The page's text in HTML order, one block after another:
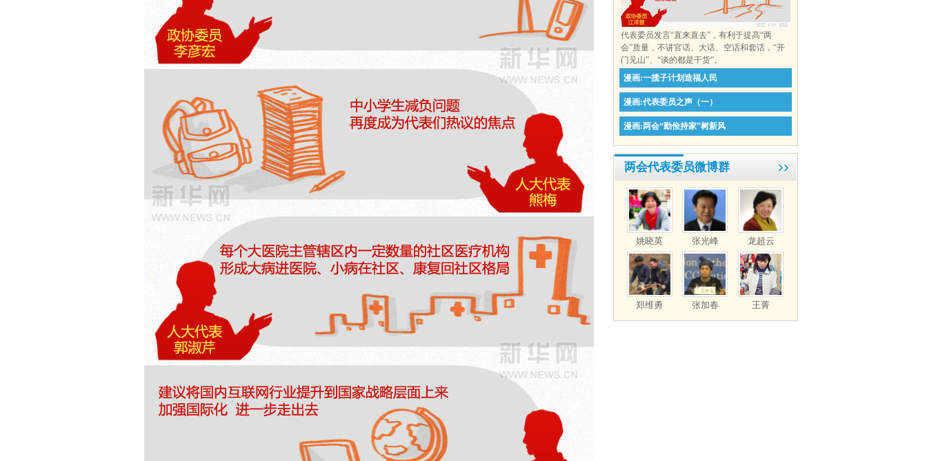
代表委员发言“直来直去”，有利于提高“两
会”质量，不讲官话、大话、空话和套话，“开
门见山”、“谈的都是干货”。
漫画:一揽子计划造福人民
漫画:代表委员之声（一）
漫画:两会“勤俭持家”树新风
两会代表委员微博群
姚晓英 张光峰 龙超云
郑维勇 张加春 王菁